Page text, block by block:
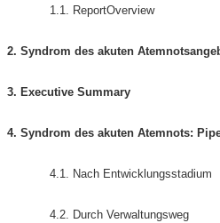
1.1. ReportOverview
2. Syndrom des akuten
3. Executive Summary
4. Syndrom des akuten Atemnots:
4.1. Nach Entwicklungsstadium
4.2. Durch Verwaltungsweg